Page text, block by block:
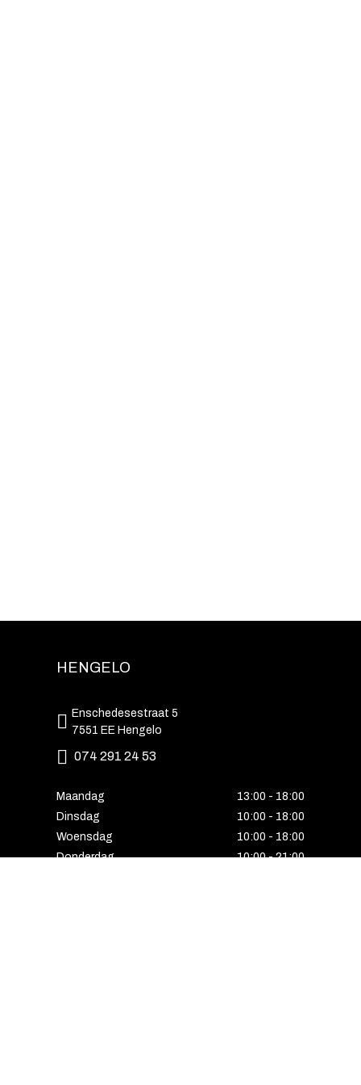
HENGELO
Enschedesestraat 5
7551 EE Hengelo
074 291 24 53
Maandag
13:00 - 18:00
Dinsdag
10:00 - 18:00
Woensdag
10:00 - 18:00
Donderdag
10:00 - 21:00